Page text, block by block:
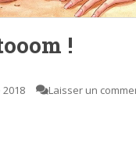
!
Laisser un